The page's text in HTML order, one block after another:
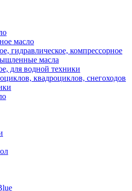
масло
гидравлическое, компрессорное
масла
для водной техники
квадроциклов, снегоходов